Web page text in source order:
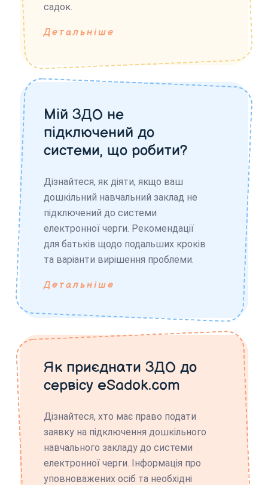
садок.
Детальніше
Мій ЗДО не
підключений до
системи, що робити?
Дізнайтеся, як діяти, якщо ваш
дошкільний навчальний заклад не
підключений до системи
електронної черги. Рекомендації
для батьків щодо подальших кроків
та варіанти вирішення проблеми.
Детальніше
Як приєднати ЗДО до
сервісу eSadok.com
Дізнайтеся, хто має право подати
заявку на підключення дошкільного
навчального закладу до системи
електронної черги. Інформація про
уповноважених осіб та необхідні